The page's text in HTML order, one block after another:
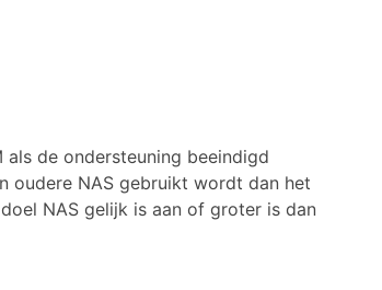
de ondersteuning beeindigd
oudere NAS gebruikt wordt dan het
NAS gelijk is aan of groter is dan